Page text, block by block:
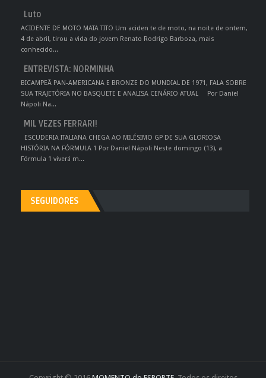
Luto
ACIDENTE DE MOTO MATA TITO Um aciden te de moto, na noite de ontem,
4 de abril, tirou a vida do jovem Renato Rodrigo Barboza, mais
conhecido...
ENTREVISTA: NORMINHA
BICAMPEÃ PAN-AMERICANA E BRONZE DO MUNDIAL DE 1971, FALA SOBRE
SUA TRAJETÓRIA NO BASQUETE E ANALISA CENÁRIO ATUAL Por Daniel
Nápoli Na...
MIL VEZES FERRARI!
ESCUDERIA ITALIANA CHEGA AO MILÉSIMO GP DE SUA GLORIOSA
HISTÓRIA NA FÓRMULA 1 Por Daniel Nápoli Neste domingo (13), a
Fórmula 1 viverá m...
SEGUIDORES